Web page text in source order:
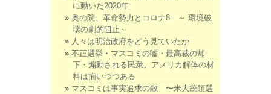
に動いた2020年
奥の院、革命勢力とコロナ8 ～ 環境破
壊の劇的阻止～
人々は明治政府をどう見ていたか
不正選挙・マスコミの嘘・最高裁の却
下・煽動される民衆。アメリカ解体の材
料は揃いつつある
マスコミは事実追求の敵 〜米大統領選